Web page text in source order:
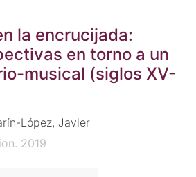
la encrucijada:
en torno a un
musical (siglos XV-
López, Javier
2019